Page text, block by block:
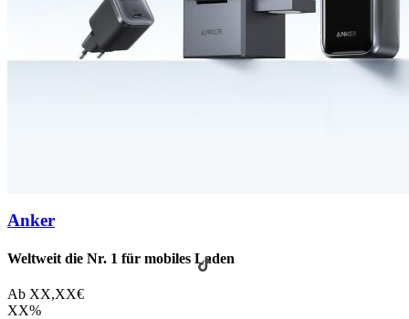
Anker
Weltweit die Nr. 1 für mobiles Laden
Ab XX,XX€
XX%